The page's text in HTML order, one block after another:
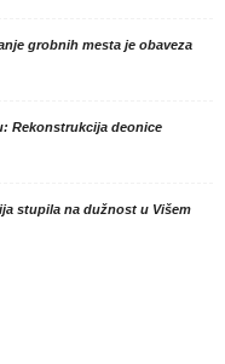
grobnih mesta je obaveza
Rekonstrukcija deonice
stupila na dužnost u Višem